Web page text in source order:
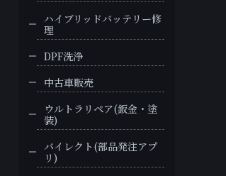
ハイブリッドバッテリー修
理
DPF洗浄
中古車販売
ウルトラリペア(鈑金・塗
装)
バイレクト(部品発注アプ
リ)